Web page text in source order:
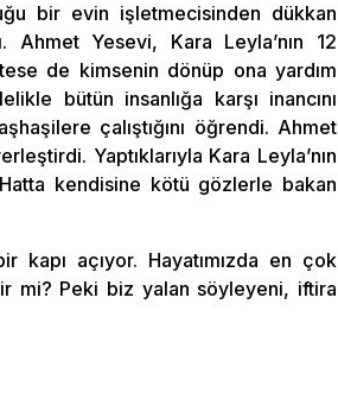
bir evin işletmecisinden dükkan
Yesevi, Kara Leyla’nın 12
de kimsenin dönüp ona yardım
bütün insanlığa karşı inancını
çalıştığını öğrendi. Ahmet
Yaptıklarıyla Kara Leyla’nın
kendisine kötü gözlerle bakan
açıyor. Hayatımızda en çok
mi? Peki biz yalan söyleyeni, iftira